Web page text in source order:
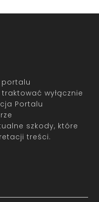
wyłącznie
Portalu
szkody, które
treści.